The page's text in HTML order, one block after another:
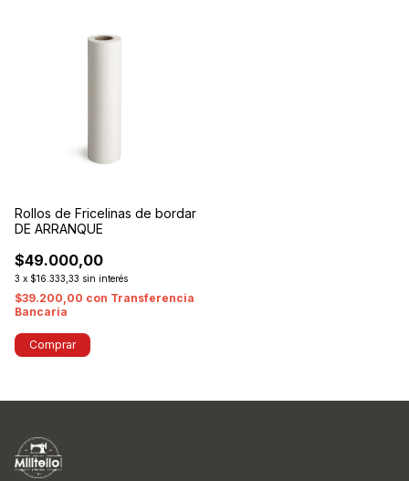
Rollos de Fricelinas de bordar
DE ARRANQUE
$49.000,00
3 x $16.333,33 sin interés
$39.200,00 con Transferencia
Bancaria
Comprar